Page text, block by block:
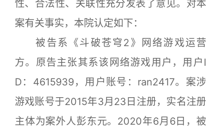
性、合法性、关联性充分发表了意见。对本
案有关事实，本院认定如下：
被告系《斗破苍穹2》网络游戏运营
方。原告主张其系该网络游戏用户，用户I
D：4615939，用户账号：ran2417。案涉
游戏账号于2015年3月23日注册，实名注册
主体为案外人彭东元。2020年6月6日，被